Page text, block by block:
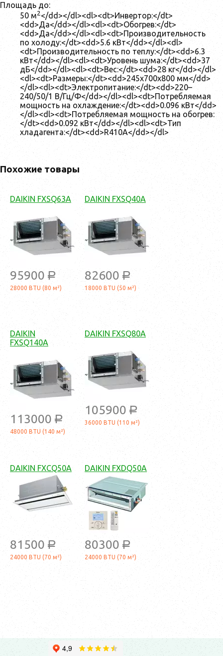
Площадь до:
50 м2</dd></dl><dl><dt>Инвертор:</dt>
<dd>Да</dd></dl><dl><dt>Обогрев:</dt>
<dd>Да</dd></dl><dl><dt>Производительность
по холоду:</dt><dd>5.6 кВт</dd></dl><dl>
<dt>Производительность по теплу:</dt><dd>6.3
кВт</dd></dl><dl><dt>Уровень шума:</dt><dd>37
дБ</dd></dl><dl><dt>Вес:</dt><dd>28 кг</dd></dl>
<dl><dt>Размеры:</dt><dd>245x700x800 мм</dd>
</dl><dl><dt>Электропитание:</dt><dd>220–
240/50/1 В/Гц/Ф</dd></dl><dl><dt>Потребляемая
мощность на охлаждение:</dt><dd>0.096 кВт</dd>
</dl><dl><dt>Потребляемая мощность на обогрев:
</dt><dd>0.092 кВт</dd></dl><dl><dt>Тип
хладагента:</dt><dd>R410A</dd></dl>
Похожие товары
DAIKIN FXSQ63A
95900 a
28000 BTU (80 м²)
DAIKIN FXSQ40A
82600 a
18000 BTU (50 м²)
DAIKIN
FXSQ140A
113000 a
48000 BTU (140 м²)
DAIKIN FXSQ80A
105900 a
36000 BTU (110 м²)
DAIKIN FXCQ50A
81500 a
24000 BTU (70 м²)
DAIKIN FXDQ50A
80300 a
24000 BTU (70 м²)